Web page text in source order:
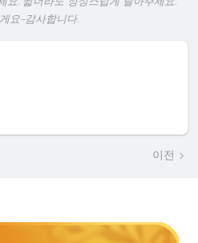
요~감사합니다.
이전